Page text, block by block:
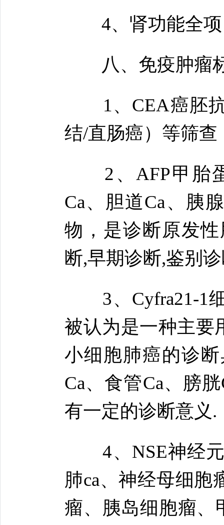
4、肾功能全项
八、免疫肿瘤
1、CEA癌胚抗
结/直肠癌）等筛查
2、AFP甲胎蛋
Ca、胆道Ca、胰
物，是诊断原发
断,早期诊断,鉴别
3、Cyfra21-1细
被认为是一种主要
小细胞肺癌的诊
Ca、食管Ca、膀
有一定的诊断意义.
4、NSE神经元
肺ca、神经母细胞
瘤、胰岛细胞瘤、